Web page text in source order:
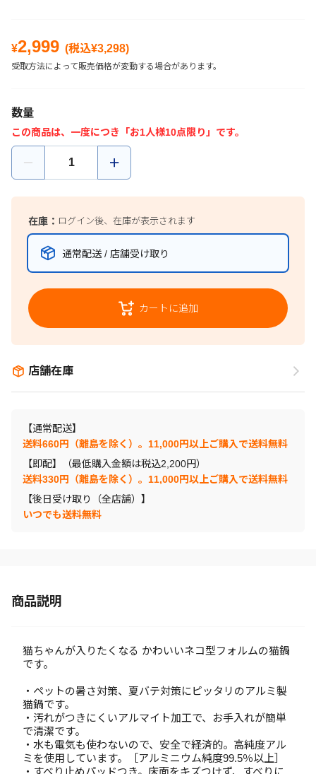
¥2,999 (税込¥3,298)
受取方法によって販売価格が変動する場合があります。
数量
この商品は、一度につき「お1人様10点限り」です。
在庫： ログイン後、在庫が表示されます
通常配送 / 店舗受け取り
カートに追加
店舗在庫
【通常配送】
送料660円（離島を除く）。11,000円以上ご購入で送料無料
【即配】（最低購入金額は税込2,200円）
送料330円（離島を除く）。11,000円以上ご購入で送料無料
【後日受け取り（全店舗）】
いつでも送料無料
商品説明
猫ちゃんが入りたくなる かわいいネコ型フォルムの猫鍋
です。
・ペットの暑さ対策、夏バテ対策にピッタリのアルミ製
猫鍋です。
・汚れがつきにくいアルマイト加工で、お手入れが簡単
で清潔です。
・水も電気も使わないので、安全で経済的。高純度アル
ミを使用しています。［アルミニウム純度99.5％以上］
・すべり止めパッドつき。床面をキズつけず、すべりに